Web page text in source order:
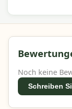
Noch keine
Schreiben